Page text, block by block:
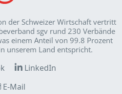
der Schweizer Wirt­schaft vertritt
sgv rund 230 Verbände
einem Anteil von 99.8 Prozent
unserem Land entspricht.
LinkedIn
E-Mail